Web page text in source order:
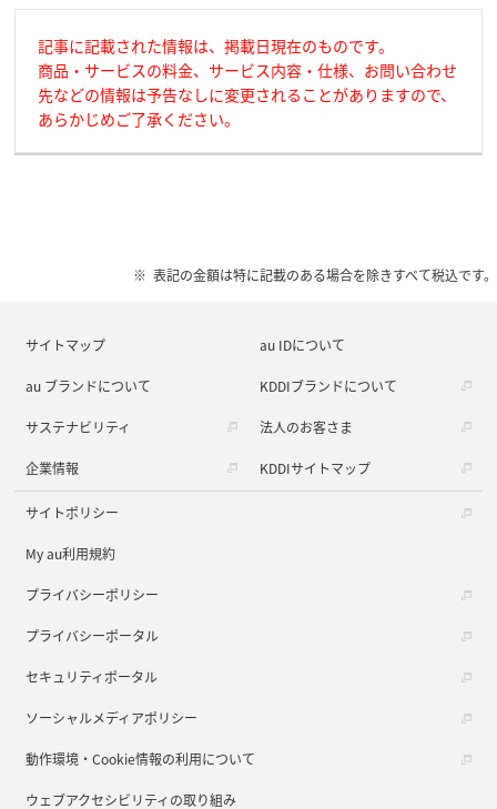
記事に記載された情報は、掲載日現在のものです。
商品・サービスの料金、サービス内容・仕様、お問い合わせ
先などの情報は予告なしに変更されることがありますので、
あらかじめご了承ください。
表記の金額は特に記載のある場合を除きすべて税込です。
サイトマップ au IDについて
au ブランドについて KDDIブランドについて
サステナビリティ 法人のお客さま
企業情報 KDDIサイトマップ
サイトポリシー
My au利用規約
プライバシーポリシー
プライバシーポータル
セキュリティポータル
ソーシャルメディアポリシー
動作環境・Cookie情報の利用について
ウェブアクセシビリティの取り組み